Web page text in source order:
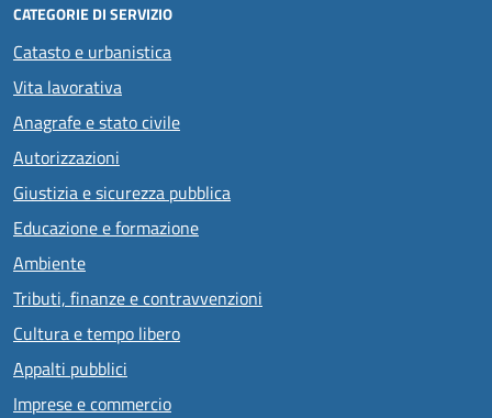
CATEGORIE DI SERVIZIO
Catasto e urbanistica
Vita lavorativa
Anagrafe e stato civile
Autorizzazioni
Giustizia e sicurezza pubblica
Educazione e formazione
Ambiente
Tributi, finanze e contravvenzioni
Cultura e tempo libero
Appalti pubblici
Imprese e commercio